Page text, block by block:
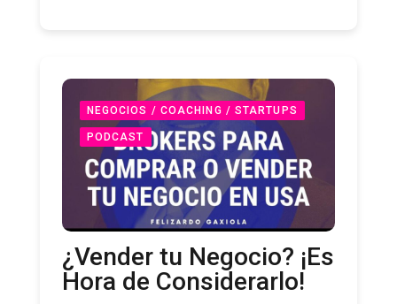
NEGOCIOS / COACHING / STARTUPS
PODCAST
¿Vender tu Negocio? ¡Es
Hora de Considerarlo!